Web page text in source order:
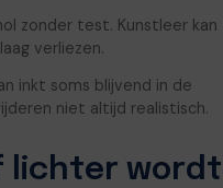
zonder test. Kunstleer kan
verliezen.
inkt soms blijvend in de
niet altijd realistisch.
lichter wordt